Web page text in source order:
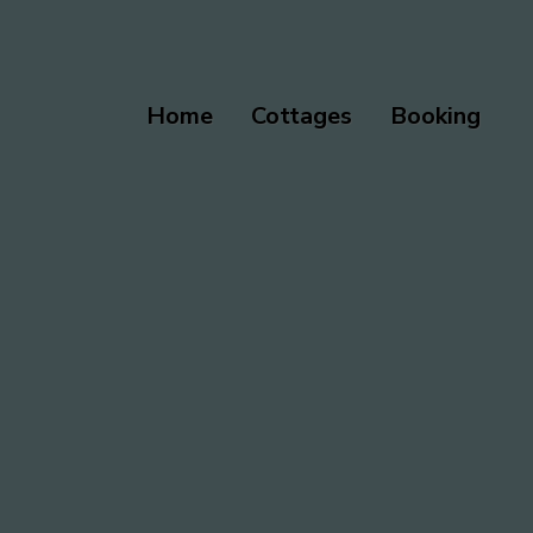
Home Cottages Booking